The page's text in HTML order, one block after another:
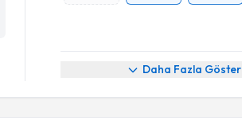
Daha Fazla Göster